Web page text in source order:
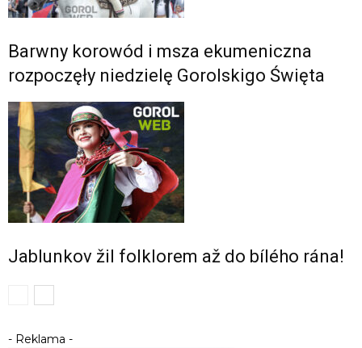
Barwny korowód i msza ekumeniczna
rozpoczęły niedzielę Gorolskigo Święta
Jablunkov žil folklorem až do bílého rána!
- Reklama -